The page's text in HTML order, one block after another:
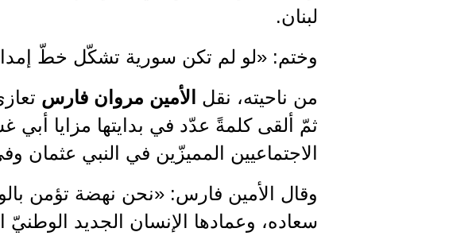
لبنان.
وختم: «لو لم تكن سورية تشكّل خطّ
من ناحيته، نقل الأمين مروان فارس
ثمّ ألقى كلمةً عدّد في بدايتها مزايا أبي
الاجتماعيين المميزّين في النبي عثمان
وقال الأمين فارس: «نحن نهضة تؤمن
سعاده، وعمادها الإنسان الجديد الوطنيّ